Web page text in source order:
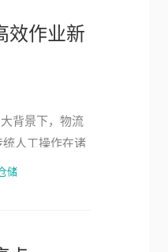
效作业新
背景下，物流
人工操作在诸
储